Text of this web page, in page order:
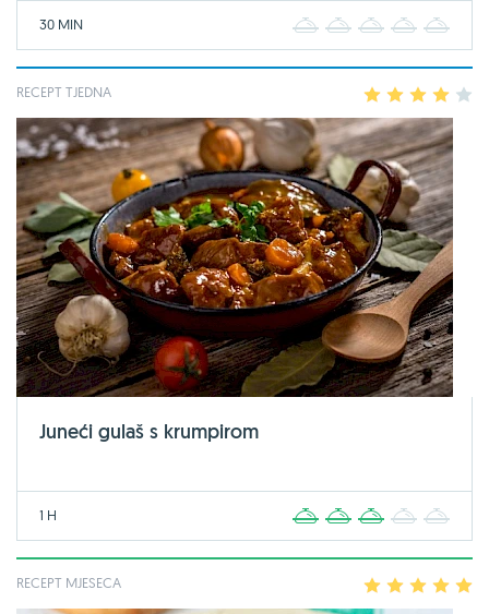
30 MIN 2 3 4
RECEPT TJEDNA 2 3 4
Juneći gulaš s krumpirom
1 H 2 3 4
RECEPT MJESECA 2 3 4